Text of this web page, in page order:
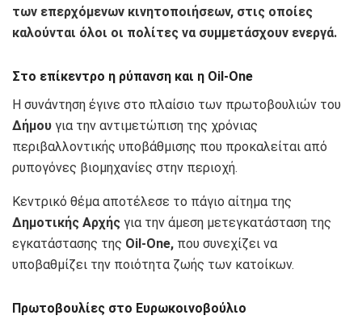
των επερχόμενων κινητοποιήσεων, στις οποίες
καλούνται όλοι οι πολίτες να συμμετάσχουν ενεργά.
Στο επίκεντρο η ρύπανση και η Oil-One
Η συνάντηση έγινε στο πλαίσιο των πρωτοβουλιών του
Δήμου για την αντιμετώπιση της χρόνιας
περιβαλλοντικής υποβάθμισης που προκαλείται από
ρυπογόνες βιομηχανίες στην περιοχή.
Κεντρικό θέμα αποτέλεσε το πάγιο αίτημα της
Δημοτικής Αρχής για την άμεση μετεγκατάσταση της
εγκατάστασης της Oil-One, που συνεχίζει να
υποβαθμίζει την ποιότητα ζωής των κατοίκων.
Πρωτοβουλίες στο Ευρωκοινοβούλιο